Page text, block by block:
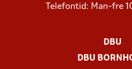
Telefontid: Man-fre
DBU
DBU